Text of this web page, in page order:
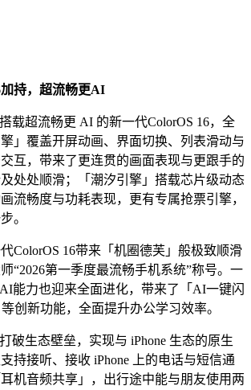
持，超流畅更AI
载超流畅更 AI 的新一代ColorOS 16，全
」覆盖开屏动画、界面切换、列表滑动与
互，带来了更连贯的画面表现与更跟手的
处处顺滑；「潮汐引擎」搭载芯片级动态
流畅度与功耗表现，更有专属抢票引擎，
。
ColorOS 16带来「机圈德芙」般极致顺滑
“2026第一季度最流畅手机系统”称号。一
能力也迎来全面进化，带来了「AI一键闪
创新功能，全面提升办公学习效率。
破生态壁垒，实现与 iPhone 生态的原生
持接听、接收 iPhone 上的电话与短信通
机音频共享」，出行途中能与朋友使用两